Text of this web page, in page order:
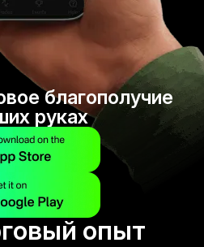
благополучие
руках
опыт